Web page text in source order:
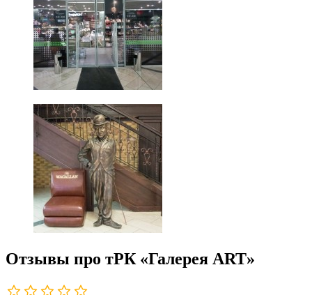
Отзывы про тРК «Галерея ART»